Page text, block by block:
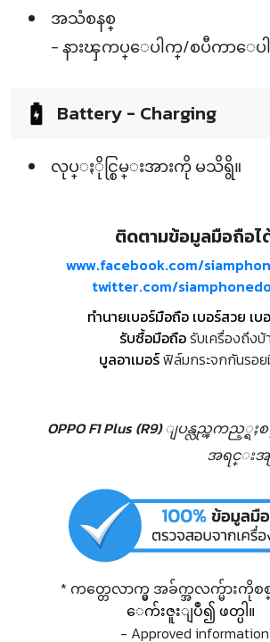
အသံစနစ္
- နားၾကပ္ေပါက္/စပီကာေပ
Battery - Charging
လုပ္ႏိုင္စြမ္းအားကို မသိရွိ။
ติดตามข้อมูลมือถือไ
www.facebook.com/
twitter.com/
ทำนายเบอร์มือถือ เบอร์สวย เบ
รับซื้อมือถือรับเครื่องถึงบ้
บูลอาเมอร์ฟิล์มกระจกกันรอ
OPPO F1 Plus (R9) ျပန္လည္ၾကည့္
အရင္းအ
* ကတ္တေလာက္မွ အခ်က္အလက္မ်ားကို
ေက်းဇူးျပဳ၍ ဖတ္ပါ။
- Approved